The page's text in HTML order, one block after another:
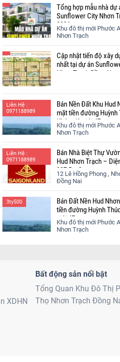
Tổng hợp mẫu nhà dự
Sunflower City Nhơn
2026
Khu đô thị mới Phước
Nhơn Trạch
Cập nhật tiến độ xây
nhất tại dự án
Nhơn Trạch Đồng Nai.
Liên Hệ :
0971188989
Bán Nền Đất Khu Hud
mặt tiền đường Huỳnh
Kháng lộ giới 47m
Khu đô thị mới Phước
Nhơn Trạch
Liên Hệ :
0971188989
Bán Nhà Biệt Thự
Hud Nhơn Trạch –
337,5 m2
12 Lê Hồng Phong ,
Đồng Nai
3ty500
Bán Đất Nền Hud
tiền đường Huỳnh
giới 47m
Khu đô thị mới Phước
Nhơn Trạch
XDHN
Bất động sản nổi bật
Tổng Quan Khu Đô Thị
Thọ Nhơn Trạch Đồng